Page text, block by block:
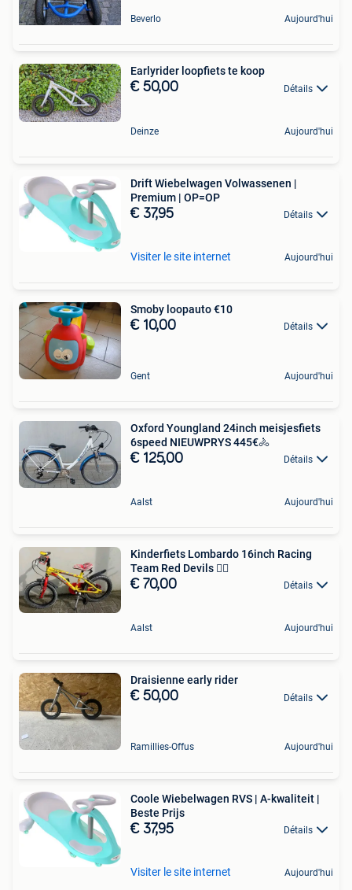
Beverlo Aujourd'hui
Earlyrider loopfiets te koop
€ 50,00 Détails
Deinze Aujourd'hui
Drift Wiebelwagen Volwassenen |
Premium | OP=OP
€ 37,95 Détails
Visiter le site internet Aujourd'hui
Smoby loopauto €10
€ 10,00 Détails
Gent Aujourd'hui
Oxford Youngland 24inch meisjesfiets
6speed NIEUWPRYS 445€🚴
€ 125,00 Détails
Aalst Aujourd'hui
Kinderfiets Lombardo 16inch Racing
Team Red Devils 🚴‍♂️
€ 70,00 Détails
Aalst Aujourd'hui
Draisienne early rider
€ 50,00 Détails
Ramillies-Offus Aujourd'hui
Coole Wiebelwagen RVS | A-kwaliteit |
Beste Prijs
€ 37,95 Détails
Visiter le site internet Aujourd'hui